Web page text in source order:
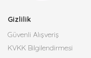
Gizlilik
Güvenli Alışveriş
KVKK Bilgilendirmesi